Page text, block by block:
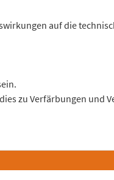
auf die
zu Verfärbungen und